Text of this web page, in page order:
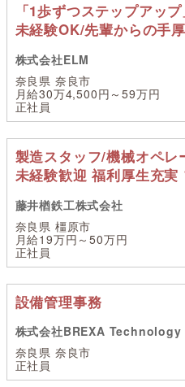
「1歩ずつステップアッ
未経験OK/先輩からの手
株式会社ELM
奈良県 奈良市
月給30万4,500円～59万円
正社員
製造スタッフ/機械オペ
未経験歓迎 福利厚生充実
藤井楢鉄工株式会社
奈良県 橿原市
月給19万円～50万円
正社員
設備管理事務
株式会社BREXA Technology
奈良県 奈良市
正社員